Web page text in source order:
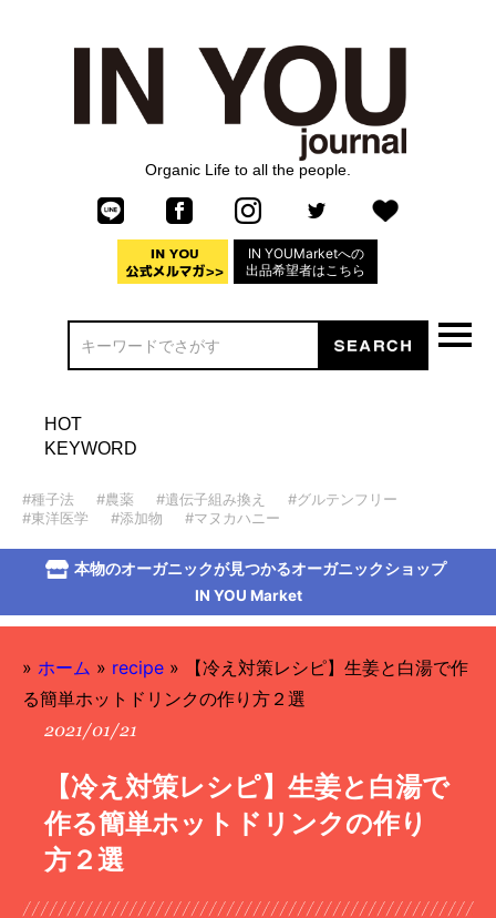
Organic Life to all the people.
IN YOUMarketへの
出品希望者はこちら
HOT
KEYWORD
#種子法 #農薬 #遺伝子組み換え
#グルテンフリー
#東洋医学
#添加物 #マヌカハニー
本物のオーガニックが見つかるオーガニックショップ
IN YOU Market
» ホーム » recipe »
【冷え対策レシピ】生姜と白湯で作
る簡単ホットドリンクの作り方２選
2021/01/21
【冷え対策レシピ】生姜と白湯で
作る簡単ホットドリンクの作り
方２選